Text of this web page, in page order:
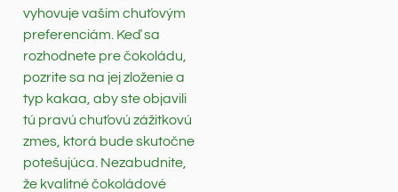
vyhovuje vašim chuťovým
preferenciám. Keď sa
rozhodnete pre čokoládu,
pozrite sa na jej zloženie a
typ kakaa, aby ste objavili
tú pravú chuťovú zážitkovú
zmes, ktorá bude skutočne
potešujúca. Nezabudnite,
že kvalitné čokoládové